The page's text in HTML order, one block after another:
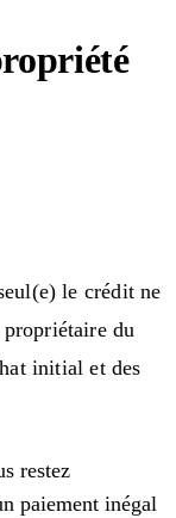
le crédit ne
du
initial et des
restez
paiement inégal